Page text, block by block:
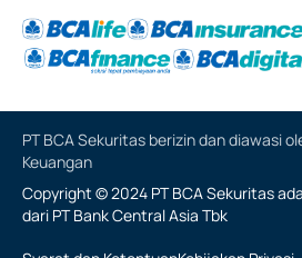
PT BCA Sekuritas berizin dan diawasi
Keuangan
Copyright © 2024 PT BCA Sekuritas
dari PT Bank Central Asia Tbk